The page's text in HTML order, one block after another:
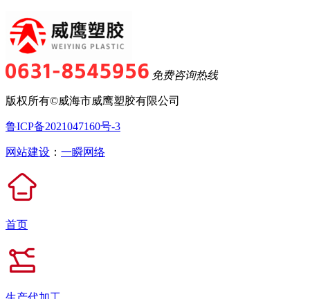
免费咨询热线
版权所有©威海市威鹰塑胶有限公司
鲁ICP备2021047160号-3
网站建设 ： 一瞬网络
首页